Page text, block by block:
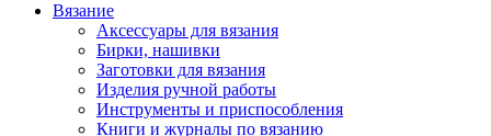
Вязание
Аксессуары для вязания
Бирки, нашивки
Заготовки для вязания
Изделия ручной работы
Инструменты и приспособления
Книги и журналы по вязанию